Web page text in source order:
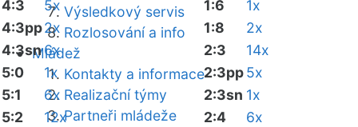
Výsledkový servis
Rozlosování a info
Mládež
Kontakty a informace
Realizační týmy
Partneři mládeže
4:3
5x
4:3pp2x
4:3sn6x
5:0
1x
5:1
6x
5:2
12x
1:6
1x
1:8
2x
2:3
14x
2:3pp5x
2:3sn 1x
2:4
6x